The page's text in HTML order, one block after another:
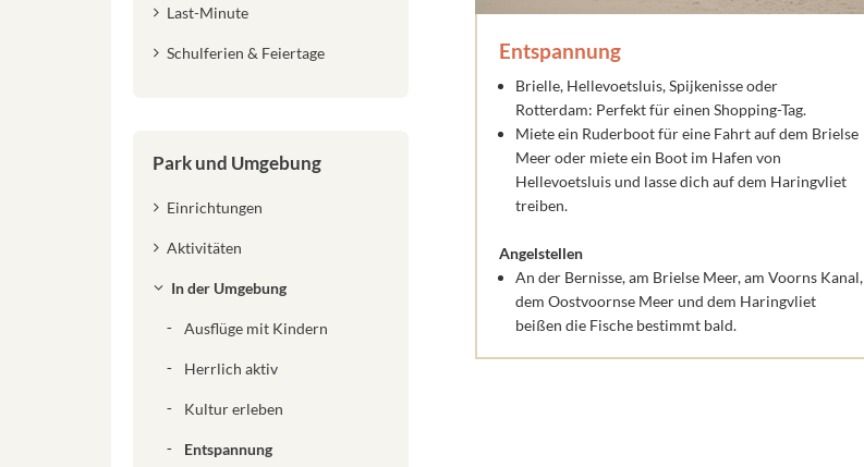
Entspannung
Brielle, Hellevoetsluis, Spijkenisse oder
Rotterdam: Perfekt für einen Shopping-Tag.
Miete ein Ruderboot für eine Fahrt auf dem Brielse
Meer oder miete ein Boot im Hafen von
Hellevoetsluis und lasse dich auf dem Haringvliet
treiben.
Angelstellen
An der Bernisse, am Brielse Meer, am Voorns Kanal,
dem Oostvoornse Meer und dem Haringvliet
beißen die Fische bestimmt bald.
Last-Minute
Schulferien & Feiertage
Park und Umgebung
Einrichtungen
Aktivitäten
In der Umgebung
Ausflüge mit Kindern
Herrlich aktiv
Kultur erleben
Entspannung